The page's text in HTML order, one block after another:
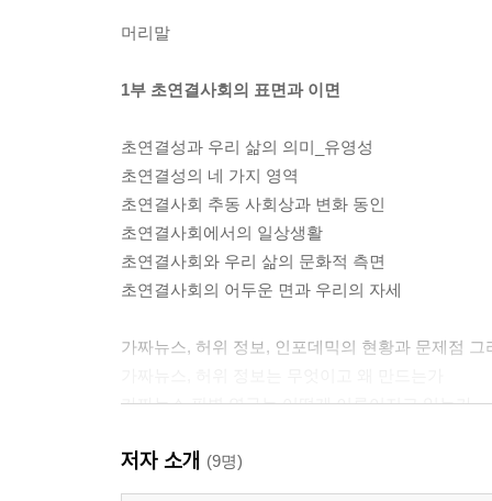
머리말
1부 초연결사회의 표면과 이면
초연결성과 우리 삶의 의미_유영성
초연결성의 네 가지 영역
초연결사회 추동 사회상과 변화 동인
초연결사회에서의 일상생활
초연결사회와 우리 삶의 문화적 측면
초연결사회의 어두운 면과 우리의 자세
가짜뉴스, 허위 정보, 인포데믹의 현황과 문제점 그
가짜뉴스 판별 연구는 어떻게 이루어지고 있는가
허위 정보, 가짜뉴스, 폭력, 혐오발언과 싸우는 각
인공지능의 악용 딥페이크의 문제
저자 소개 (9명)